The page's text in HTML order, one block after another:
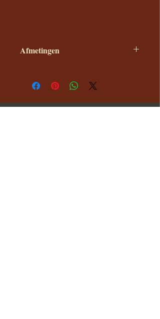
Afmetingen
de kap. Dit zijn onze standaard